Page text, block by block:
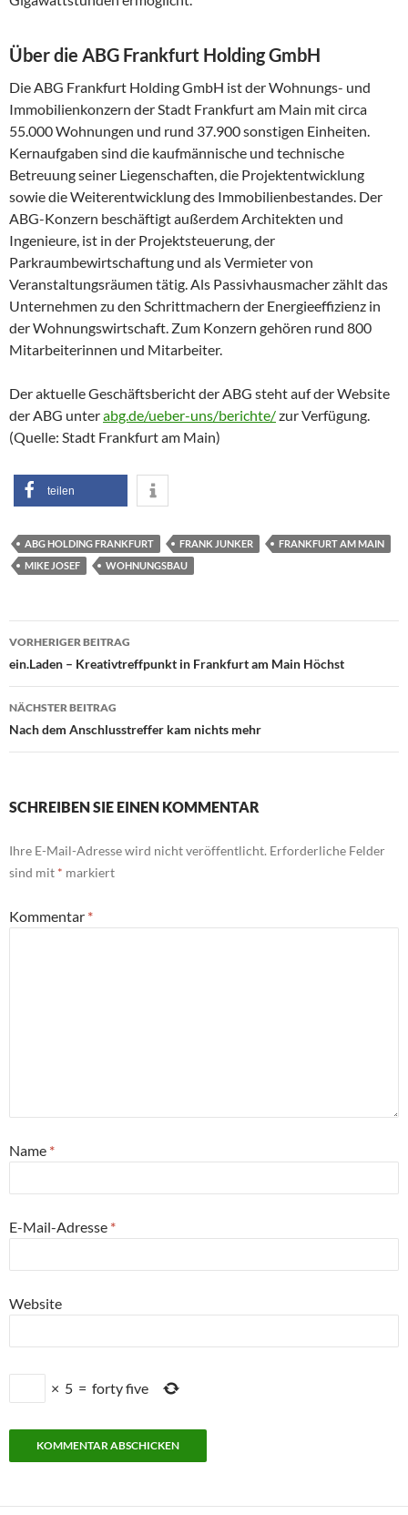
Über die ABG Frankfurt Holding GmbH
Die ABG Frankfurt Holding GmbH ist der Wohnungs- und
Immobilienkonzern der Stadt Frankfurt am Main mit circa
55.000 Wohnungen und rund 37.900 sonstigen Einheiten.
Kernaufgaben sind die kaufmännische und technische
Betreuung seiner Liegenschaften, die Projektentwicklung
sowie die Weiterentwicklung des Immobilienbestandes. Der
ABG-Konzern beschäftigt außerdem Architekten und
Ingenieure, ist in der Projektsteuerung, der
Parkraumbewirtschaftung und als Vermieter von
Veranstaltungsräumen tätig. Als Passivhausmacher zählt das
Unternehmen zu den Schrittmachern der Energieeffizienz in
der Wohnungswirtschaft. Zum Konzern gehören rund 800
Mitarbeiterinnen und Mitarbeiter.
Der aktuelle Geschäftsbericht der ABG steht auf der Website
der ABG unterabg.de/ueber-uns/berichte/zur Verfügung.
(Quelle: Stadt Frankfurt am Main)
teilen
ABG HOLDING FRANKFURT FRANK JUNKER
FRANKFURT AM MAIN
MIKE JOSEF
WOHNUNGSBAU
Beitragsnavigation
VORHERIGER BEITRAG
ein.Laden – Kreativtreffpunkt in Frankfurt am Main Höchst
NÄCHSTER BEITRAG
Nach dem Anschlusstreffer kam nichts mehr
SCHREIBEN SIE EINEN KOMMENTAR
Ihre E-Mail-Adresse wird nicht veröffentlicht. Erforderliche Felder
sind mit * markiert
Kommentar *
Name *
E-Mail-Adresse *
Website
× 5 = forty five